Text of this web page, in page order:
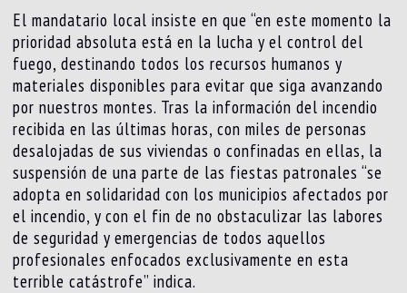
El mandatario local insiste en que “en este momento la
prioridad absoluta está en la lucha y el control del
fuego, destinando todos los recursos humanos y
materiales disponibles para evitar que siga avanzando
por nuestros montes. Tras la información del incendio
recibida en las últimas horas, con miles de personas
desalojadas de sus viviendas o confinadas en ellas, la
suspensión de una parte de las fiestas patronales “se
adopta en solidaridad con los municipios afectados por
el incendio, y con el fin de no obstaculizar las labores
de seguridad y emergencias de todos aquellos
profesionales enfocados exclusivamente en esta
terrible catástrofe” indica.